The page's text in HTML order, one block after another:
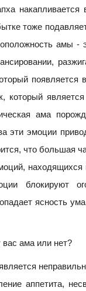
тоже
амы -
появляется
который
ама
эти эмоции
что большая
блокируют
ясность
вас ама или нет?
аппетита,